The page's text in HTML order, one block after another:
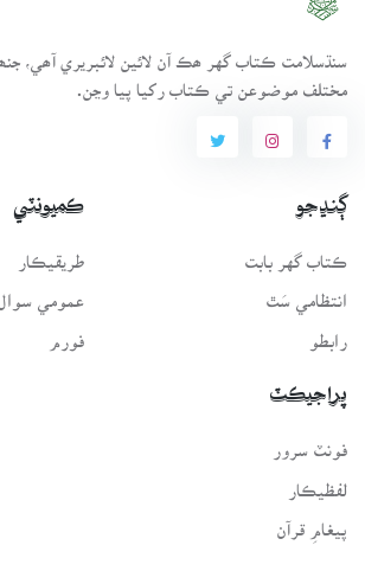
مختلف موضوعن تي ڪتاب رکيا پيا وڃن.
ڳنڍجو
ڪتاب گهر بابت
انتظامي سَٿ
رابطو
ڪميونٽي
طريقيڪار
عمومي سوال
فورم
پراجيڪٽ
فونٽ سرور
لفظيڪار
پيغامِ قرآن